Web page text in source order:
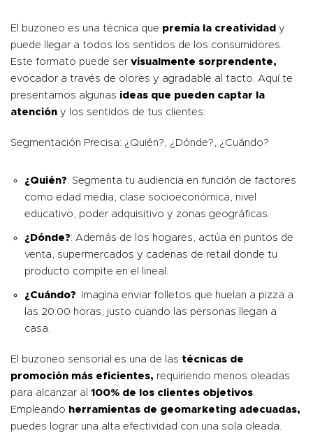
El buzoneo es una técnica que premia la creatividad y
puede llegar a todos los sentidos de los consumidores.
Este formato puede ser visualmente sorprendente,
evocador a través de olores y agradable al tacto. Aquí te
presentamos algunas ideas que pueden captar la
atención y los sentidos de tus clientes:
Segmentación Precisa: ¿Quién?, ¿Dónde?, ¿Cuándo?
¿Quién?: Segmenta tu audiencia en función de factores
como edad media, clase socioeconómica, nivel
educativo, poder adquisitivo y zonas geográficas.
¿Dónde?: Además de los hogares, actúa en puntos de
venta, supermercados y cadenas de retail donde tu
producto compite en el lineal.
¿Cuándo?: Imagina enviar folletos que huelan a pizza a
las 20:00 horas, justo cuando las personas llegan a
casa.
El buzoneo sensorial es una de las técnicas de
promoción más eficientes, requiriendo menos oleadas
para alcanzar al 100% de los clientes objetivos.
Empleando herramientas de geomarketing adecuadas,
puedes lograr una alta efectividad con una sola oleada.